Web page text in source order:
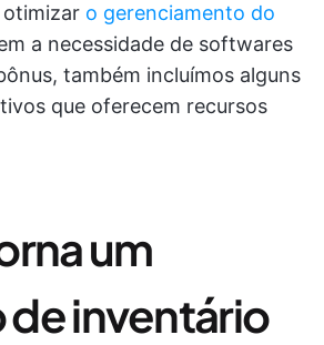
o gerenciamento do
a necessidade de softwares
também incluímos alguns
que oferecem recursos
um
inventário